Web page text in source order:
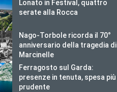
Lonato in Festival, quattro
serate alla Rocca
Nago-Torbole ricorda il 70°
anniversario della tragedia di
Marcinelle
Ferragosto sul Garda:
presenze in tenuta, spesa più
prudente